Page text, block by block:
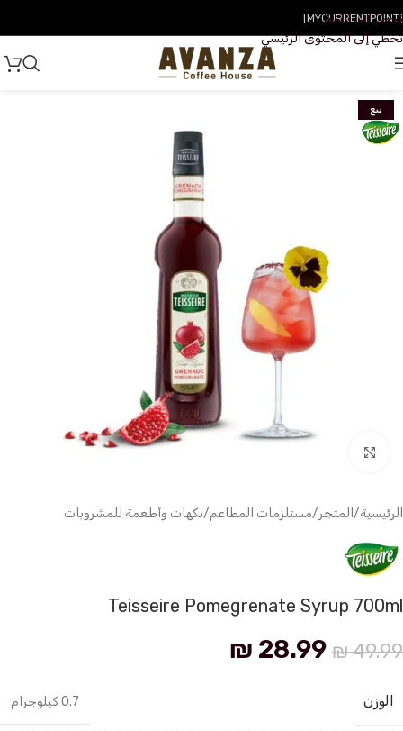
تخطي إلى التنقل
تخطي إلى المحتوى الرئيسي
[MYCURRENTPOINT]
بيع
الرئيسية/ المتجر/مستلزمات المطاعم/نكهات وأطعمة للمشروبات
Teisseire Pomegrenate Syrup 700ml
₪49.99
₪ 28.99
الوزن 0.7 كيلوجرام